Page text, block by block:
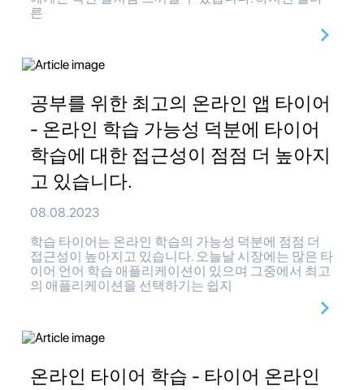
른
공부를 위한 최고의 온라인 앱 타이어
- 온라인 학습 가능성 덕분에 타이어
학습에 대한 접근성이 점점 더 높아지
고 있습니다.
08.08.2023
학습 타이어는 온라인 학습의 가능성 덕분에 점점 더
접근성이 높아지고 있습니다. 오늘날 시장에는 많은 타
이어 언어 학습 애플리케이션이 있으며 그중에서 최고
의 애플리케이션을 선택하기는 쉽지
온라인 타이어 학습 - 타이어 온라인